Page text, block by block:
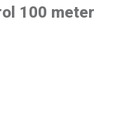
100 meter